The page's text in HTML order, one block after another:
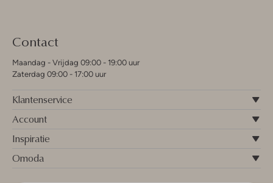
Contact
Maandag - Vrijdag 09:00 - 19:00 uur
Zaterdag 09:00 - 17:00 uur
Klantenservice
Account
Inspiratie
Omoda